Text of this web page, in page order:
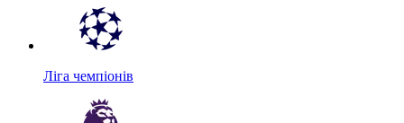
Ліга чемпіонів